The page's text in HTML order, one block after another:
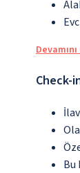
Check-
Bu